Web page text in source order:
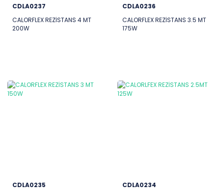
CDLA0237
CALORFLEX REZİSTANS 4 MT
200W
CDLA0236
CALORFLEX REZİSTANS 3.5 MT
175W
CDLA0235
CDLA0234